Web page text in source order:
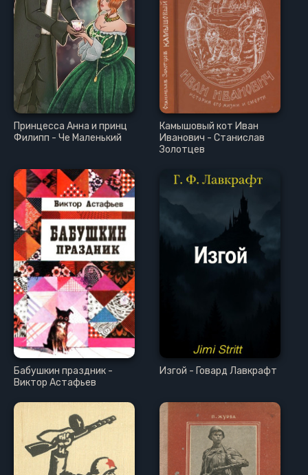
Принцесса Анна и принц
Филипп - Че Маленький
Камышовый кот Иван
Иванович - Станислав
Золотцев
Бабушкин праздник -
Виктор Астафьев
Изгой - Говард Лавкрафт